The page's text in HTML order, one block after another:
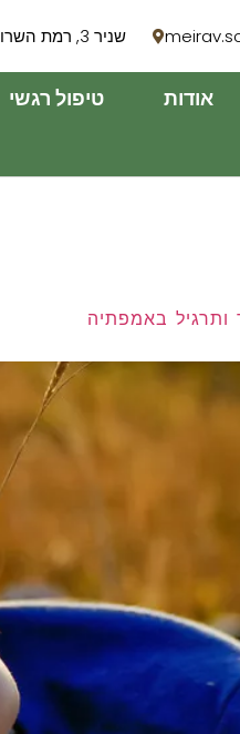
שניר 3, רמת השרון
אודות טיפול רגשי
באמפתיה